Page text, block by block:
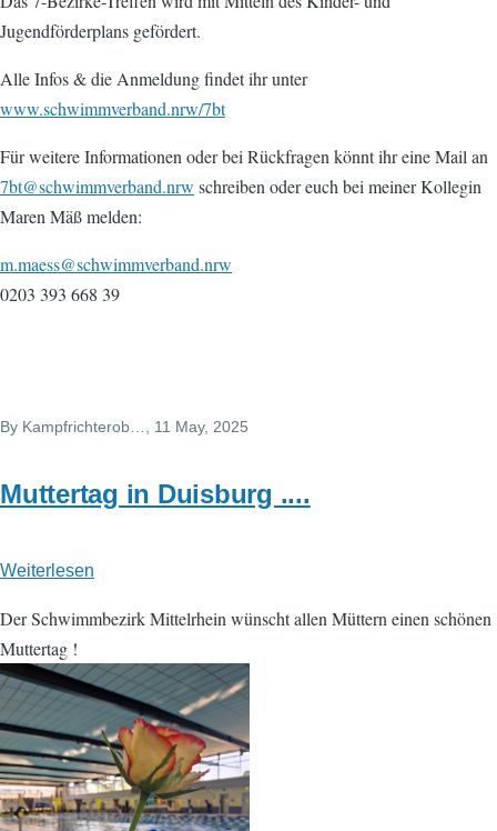
Jugendförderplans gefördert.
Alle Infos & die Anmeldung findet ihr unter
www.schwimmverband.nrw/7bt
Für weitere Informationen oder bei Rückfragen könnt ihr eine Mail an
7bt@schwimmverband.nrw schreiben oder euch bei meiner Kollegin
Maren Mäß melden:
m.maess@schwimmverband.nrw
0203 393 668 39
By Kampfrichterob…, 11 May, 2025
Muttertag in Duisburg ....
Weiterlesen
in
Duisburg
....
Der Schwimmbezirk Mittelrhein wünscht allen Müttern einen schönen
Muttertag !